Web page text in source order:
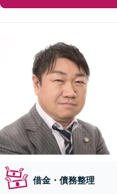
借金・債務整理